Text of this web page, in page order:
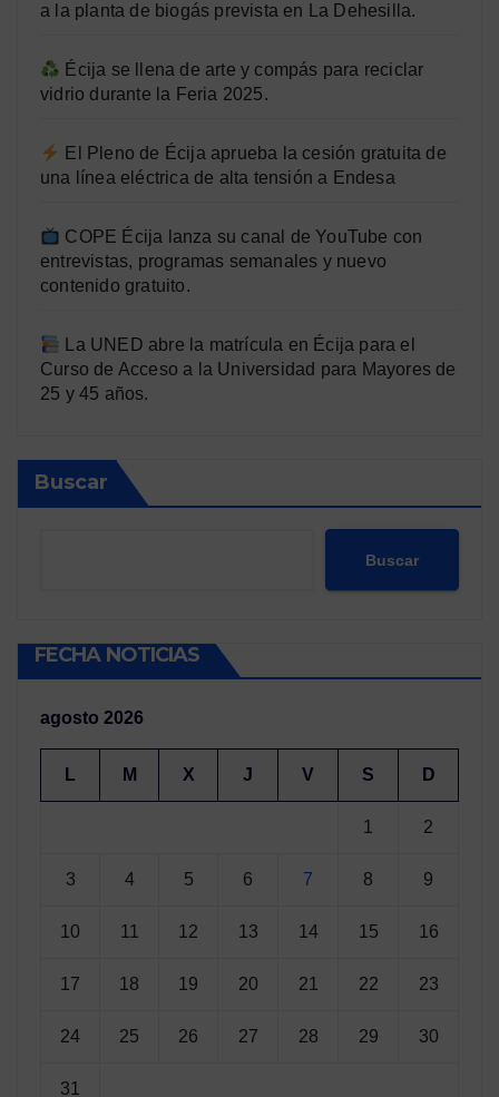
a la planta de biogás prevista en La Dehesilla.
Écija se llena de arte y compás para reciclar
vidrio durante la Feria 2025.
El Pleno de Écija aprueba la cesión gratuita de
una línea eléctrica de alta tensión a Endesa
COPE Écija lanza su canal de YouTube con
entrevistas, programas semanales y nuevo
contenido gratuito.
La UNED abre la matrícula en Écija para el
Curso de Acceso a la Universidad para Mayores de
25 y 45 años.
Buscar
Buscar
FECHA NOTICIAS
agosto 2026
L M X J V S D
1 2
3 4 5 6 7 8 9
10 11 12 13 14 15 16
17 18 19 20 21 22 23
24 25 26 27 28 29 30
31